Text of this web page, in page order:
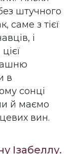
штучного
саме з тієї
і
в
сонці
й маємо
вин.
Ізабеллу.